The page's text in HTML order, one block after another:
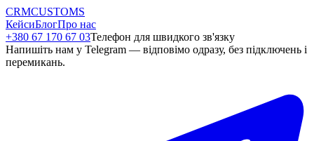
CRMCUSTOMS
КейсиБлогПро нас
+380 67 170 67 03Телефон для швидкого зв'язку
Напишіть нам у Telegram — відповімо одразу, без підключень і
перемикань.